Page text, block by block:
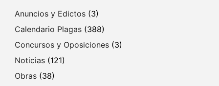
Anuncios y Edictos (3)
Calendario Plagas (388)
Concursos y Oposiciones (3)
Noticias (121)
Obras (38)